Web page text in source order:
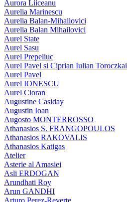
Aurora Liiceanu
Aurelia Marinescu
Aurelia Balan-Mihailovici
Aurelia Balan Mihailovici
Aurel State
Aurel Sasu
Aurel Prepeliuc
Aurel Pavel si Ciprian Iulian Toroczkai
Aurel Pavel
Aurel IONESCU
Aurel Cioran
Augustine Casiday
Augustin Ioan
Augosto MONTERROSSO
Athanasios S. FRANGOPOULOS
Athanasios RAKOVALIS
Athanasios Katigas
Atelier
Asterie al Amasiei
Asli ERDOGAN
Arundhati Roy
Arun GANDHI
Arturo Perez-Reverte